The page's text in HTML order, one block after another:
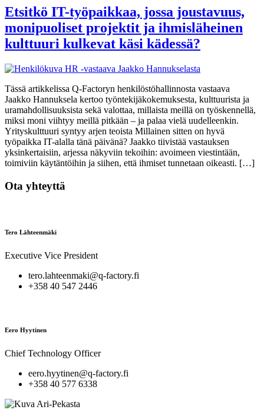
Etsitkö IT-työpaikkaa, jossa joustavuus,
monipuoliset projektit ja ihmisläheinen
kulttuuri kulkevat käsi kädessä?
Tässä artikkelissa Q-Factoryn henkilöstöhallinnosta vastaava
Jaakko Hannuksela kertoo työntekijäkokemuksesta, kulttuurista ja
uramahdollisuuksista sekä valottaa, millaista meillä on työskennellä,
miksi moni viihtyy meillä pitkään – ja palaa vielä uudelleenkin.
Yrityskulttuuri syntyy arjen teoista Millainen sitten on hyvä
työpaikka IT-alalla tänä päivänä? Jaakko tiivistää vastauksen
yksinkertaisiin, arjessa näkyviin tekoihin: avoimeen viestintään,
toimiviin käytäntöihin ja siihen, että ihmiset tunnetaan oikeasti. […]
Ota yhteyttä
Tero Lähteenmäki
Executive Vice President
tero.lahteenmaki@q-factory.fi
+358 40 547 2446
Eero Hyytinen
Chief Technology Officer
eero.hyytinen@q-factory.fi
+358 40 577 6338